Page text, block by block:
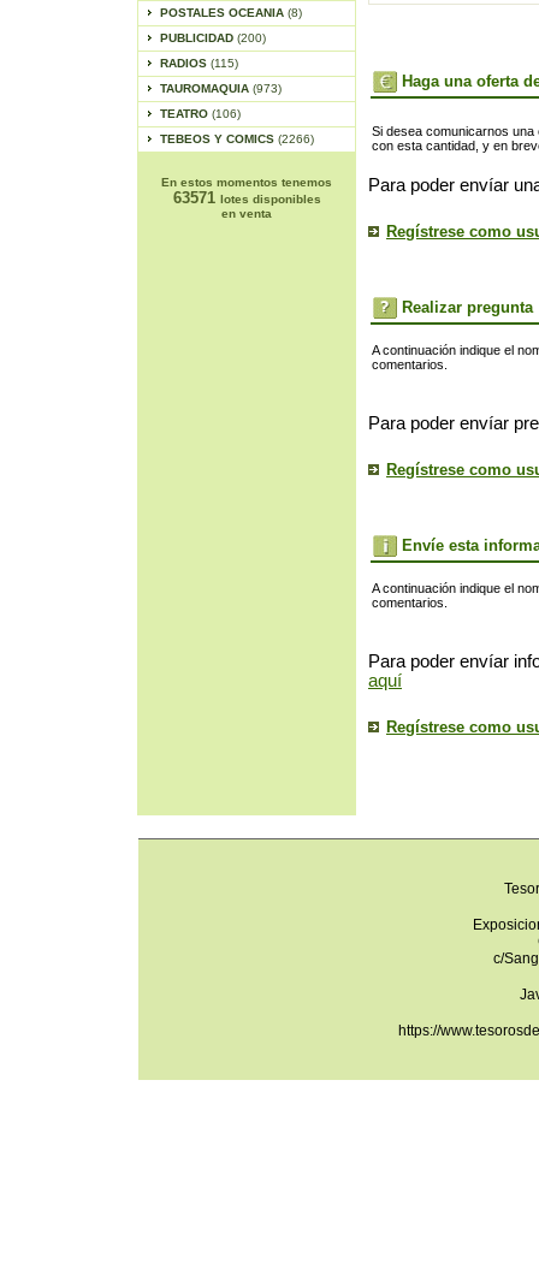
POSTALES OCEANIA (8)
PUBLICIDAD (200)
RADIOS (115)
TAUROMAQUIA (973)
TEATRO (106)
TEBEOS Y COMICS (2266)
En estos momentos tenemos
63571 lotes disponibles
en venta
Haga una oferta
Si desea comunicarnos
con esta cantidad, y en
Para poder envíar
Regístrese como
Realizar pregunta
A continuación indique el
comentarios.
Para poder envíar
Regístrese como
Envíe esta
A continuación indique el
comentarios.
Para poder envíar
aquí
Regístrese como
c/
https://